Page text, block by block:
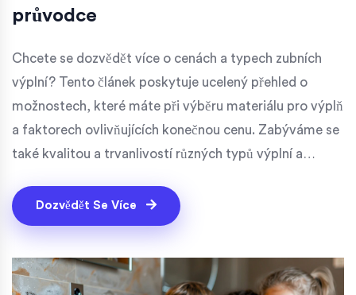
průvodce
Chcete se dozvědět více o cenách a typech zubních
výplní? Tento článek poskytuje ucelený přehled o
možnostech, které máte při výběru materiálu pro výplň
a faktorech ovlivňujících konečnou cenu. Zabýváme se
také kvalitou a trvanlivostí různých typů výplní a
aniž byste museli obětovat kvalitu péče.
Dozvědět Se Více